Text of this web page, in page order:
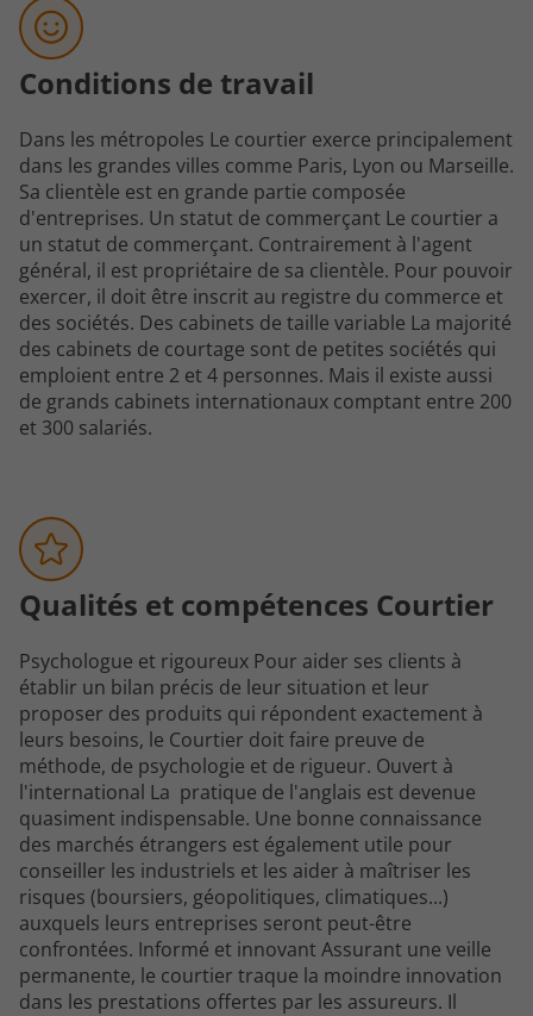
Conditions de travail
Dans les métropoles Le courtier exerce principalement
dans les grandes villes comme Paris, Lyon ou Marseille.
Sa clientèle est en grande partie composée
d'entreprises. Un statut de commerçant Le courtier a
un statut de commerçant. Contrairement à l'agent
général, il est propriétaire de sa clientèle. Pour pouvoir
exercer, il doit être inscrit au registre du commerce et
des sociétés. Des cabinets de taille variable La majorité
des cabinets de courtage sont de petites sociétés qui
emploient entre 2 et 4 personnes. Mais il existe aussi
de grands cabinets internationaux comptant entre 200
et 300 salariés.
Qualités et compétences Courtier
Psychologue et rigoureux Pour aider ses clients à
établir un bilan précis de leur situation et leur
proposer des produits qui répondent exactement à
leurs besoins, le Courtier doit faire preuve de
méthode, de psychologie et de rigueur. Ouvert à
l'international La pratique de l'anglais est devenue
quasiment indispensable. Une bonne connaissance
des marchés étrangers est également utile pour
conseiller les industriels et les aider à maîtriser les
risques (boursiers, géopolitiques, climatiques...)
auxquels leurs entreprises seront peut-être
confrontées. Informé et innovant Assurant une veille
permanente, le courtier traque la moindre innovation
dans les prestations offertes par les assureurs. Il